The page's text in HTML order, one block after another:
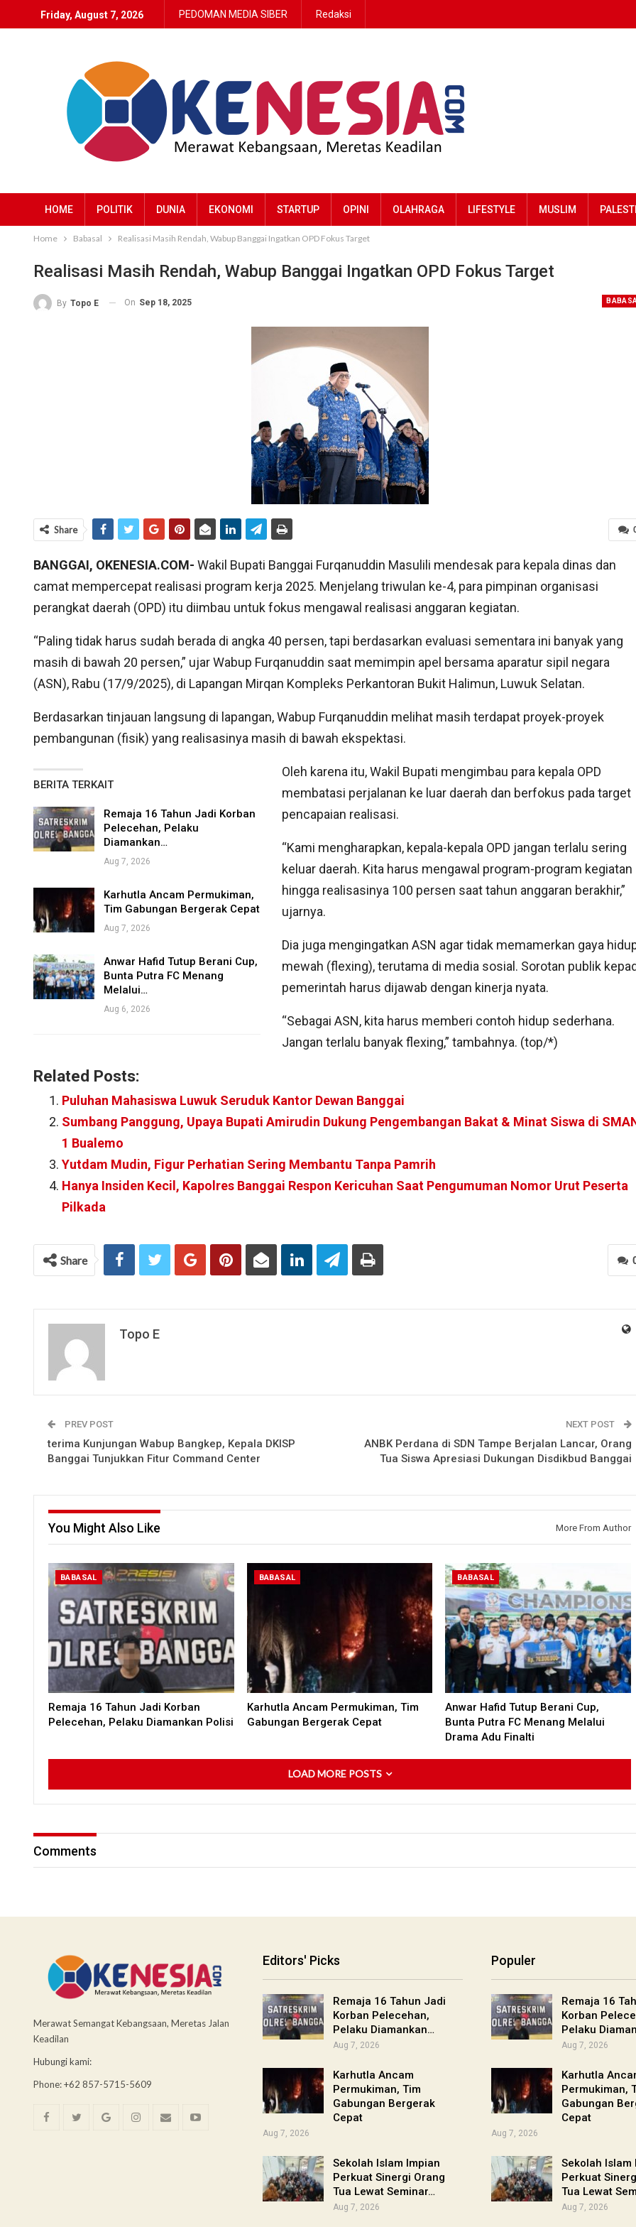
Friday, August 7, 2026 PEDOMAN MEDIA SIBER Redaksi
HOME POLITIK DUNIA EKONOMI STARTUP OPINI OLAHRAGA LIFESTYLE MUSLIM
Home Babasal Realisasi Masih Rendah, Wabup Banggai Ingatkan OPD Fokus Target
Realisasi Masih Rendah, Wabup Banggai Ingatkan OPD Fokus Target
By Topo E On Sep 18, 2025
Share
BANGGAI, OKENESIA.COM- Wakil Bupati Banggai Furqanuddin Masulili mendesak para kepala dinas dan
camat mempercepat realisasi program kerja 2025. Menjelang triwulan ke-4, para pimpinan organisasi
perangkat daerah (OPD) itu diimbau untuk fokus mengawal realisasi anggaran kegiatan.
“Paling tidak harus sudah berada di angka 40 persen, tapi berdasarkan evaluasi sementara ini banyak yang
masih di bawah 20 persen,” ujar Wabup Furqanuddin saat memimpin apel bersama aparatur sipil negara
(ASN), Rabu (17/9/2025), di Lapangan Mirqan Kompleks Perkantoran Bukit Halimun, Luwuk Selatan.
Berdasarkan tinjauan langsung di lapangan, Wabup Furqanuddin melihat masih terdapat proyek-proyek
pembangunan (fisik) yang realisasinya masih di bawah ekspektasi.
BERITA TERKAIT
Remaja 16 Tahun Jadi Korban
Pelecehan, Pelaku
Diamankan…
Aug 7, 2026
Karhutla Ancam Permukiman,
Tim Gabungan Bergerak Cepat
Aug 7, 2026
Anwar Hafid Tutup Berani Cup,
Bunta Putra FC Menang
Melalui…
Aug 6, 2026
Oleh karena itu, Wakil Bupati mengimbau para kepala OPD
membatasi perjalanan ke luar daerah dan berfokus pada target
pencapaian realisasi.
“Kami mengharapkan, kepala-kepala OPD jangan terlalu sering
keluar daerah. Kita harus mengawal program-program kegiatan
hingga realisasinya 100 persen saat tahun anggaran berakhir,”
ujarnya.
Dia juga mengingatkan ASN agar tidak memamerkan gaya
mewah (flexing), terutama di media sosial. Sorotan publik
pemerintah harus dijawab dengan kinerja nyata.
“Sebagai ASN, kita harus memberi contoh hidup sederhana.
Jangan terlalu banyak flexing,” tambahnya. (top/*)
Related Posts:
Puluhan Mahasiswa Luwuk Seruduk Kantor Dewan Banggai
Sumbang Panggung, Upaya Bupati Amirudin Dukung Pengembangan Bakat & Minat Siswa di
1 Bualemo
Yutdam Mudin, Figur Perhatian Sering Membantu Tanpa Pamrih
Hanya Insiden Kecil, Kapolres Banggai Respon Kericuhan Saat Pengumuman Nomor Urut Peserta
Pilkada
Share
Topo E
PREV POST
terima Kunjungan Wabup Bangkep, Kepala DKISP
Banggai Tunjukkan Fitur Command Center
NEXT POST
ANBK Perdana di SDN Tampe Berjalan Lancar, Orang
Tua Siswa Apresiasi Dukungan Disdikbud Banggai
You Might Also Like More From Author
BABASAL
Remaja 16 Tahun Jadi Korban
Pelecehan, Pelaku Diamankan Polisi
BABASAL
Karhutla Ancam Permukiman, Tim
Gabungan Bergerak Cepat
BABASAL
Anwar Hafid Tutup Berani Cup,
Bunta Putra FC Menang Melalui
Drama Adu Finalti
LOAD MORE POSTS
Comments
Merawat Semangat Kebangsaan, Meretas Jalan
Keadilan
Hubungi kami:
Phone: +62 857-5715-5609
Editors' Picks
Remaja 16 Tahun Jadi
Korban Pelecehan,
Pelaku Diamankan…
Aug 7, 2026
Karhutla Ancam
Permukiman, Tim
Gabungan Bergerak
Cepat
Aug 7, 2026
Sekolah Islam Impian
Perkuat Sinergi Orang
Tua Lewat Seminar…
Aug 7, 2026
Populer
Remaja 16
Korban
Pelaku
Aug 7, 2026
Karhutla
Permukiman,
Gabungan
Cepat
Aug 7, 2026
Sekolah Islam
Perkuat
Tua Lewat
Aug 7, 2026